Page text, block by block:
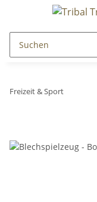
Freizeit & Sport